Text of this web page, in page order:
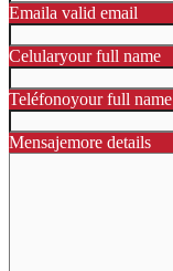
Emaila valid email
Celularyour full name
Teléfonoyour full name
Mensajemore details